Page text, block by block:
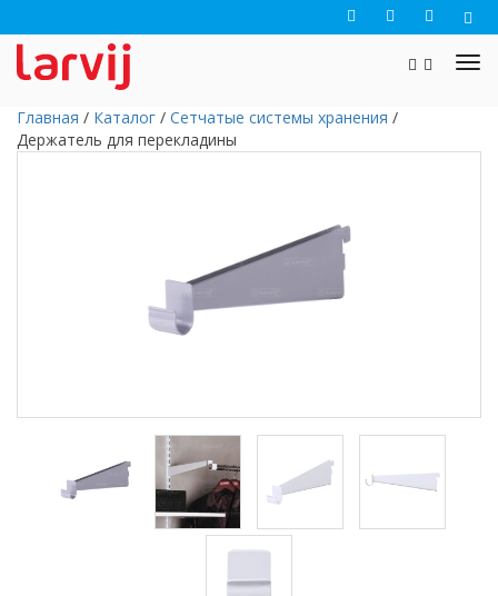
Главная / Каталог / Сетчатые системы хранения /
Держатель для перекладины